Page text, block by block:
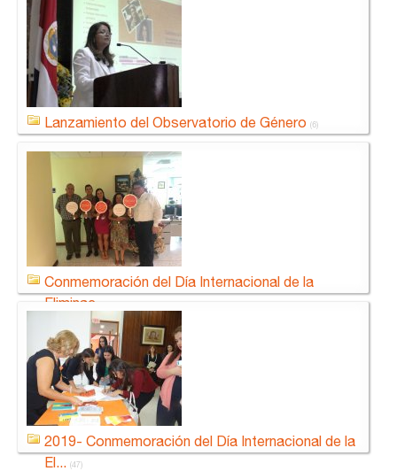
Lanzamiento del Observatorio de Género (6)
Conmemoración del Día Internacional de la
Eliminac...
2019- Conmemoración del Día Internacional de la
El... (47)